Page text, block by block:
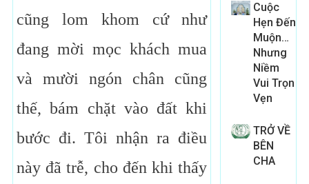
cũng lom khom cứ như
đang mời mọc khách mua
và mười ngón chân cũng
thế, bám chặt vào đất khi
bước đi. Tôi nhận ra điều
này đã trễ, cho đến khi thấy
Cuộc
Hẹn Đến
Muộn…
Nhưng
Niềm
Vui Trọn
Vẹn
TRỞ VỀ
BÊN
CHA